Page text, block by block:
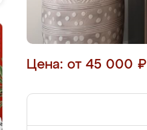
Цена: от 45 000 ₽